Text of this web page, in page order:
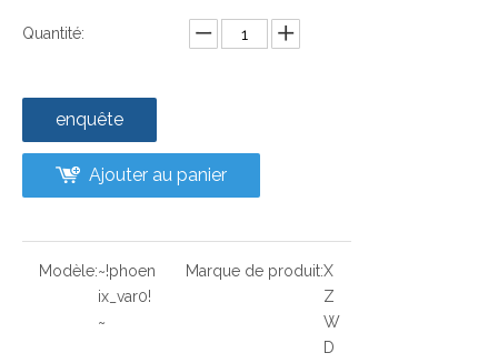
Quantité:
enquête
Ajouter au panier
Modèle:~!phoen
ix_var0!
~
Marque de produit:X
Z
W
D